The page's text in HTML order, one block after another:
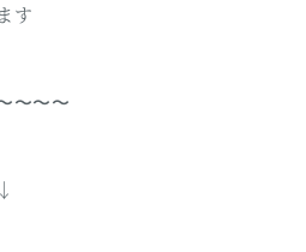
す
〜〜〜